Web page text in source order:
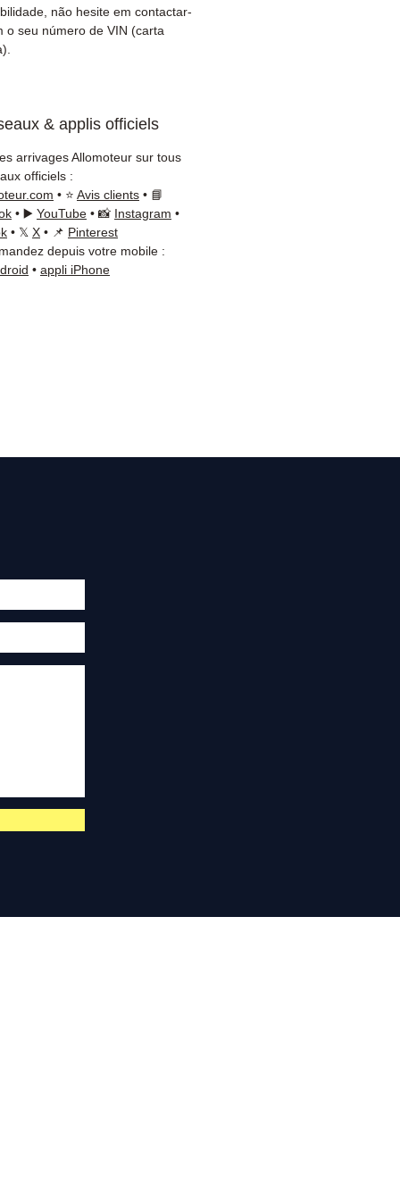
de atendimento ao
reativo via WhatsApp
9h-18h.
não hesite em contactar-
o seu número de VIN (carta
& applis officiels
arrivages Allomoteur sur tous
officiels :
• ⭐ Avis clients • 📘
• ▶️ YouTube • 📸 Instagram •
• 𝕏 X • 📌 Pinterest
depuis votre mobile :
• appli iPhone